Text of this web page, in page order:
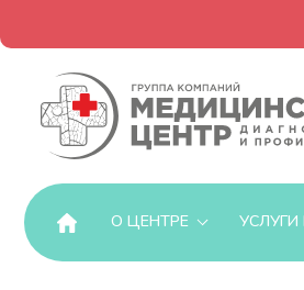
О ЦЕНТРЕ